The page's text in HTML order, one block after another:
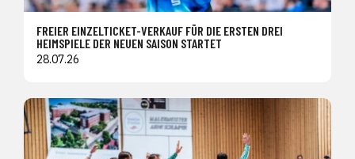
FREIER EINZELTICKET-VERKAUF FÜR DIE ERSTEN DREI
HEIMSPIELE DER NEUEN SAISON STARTET
28.07.26